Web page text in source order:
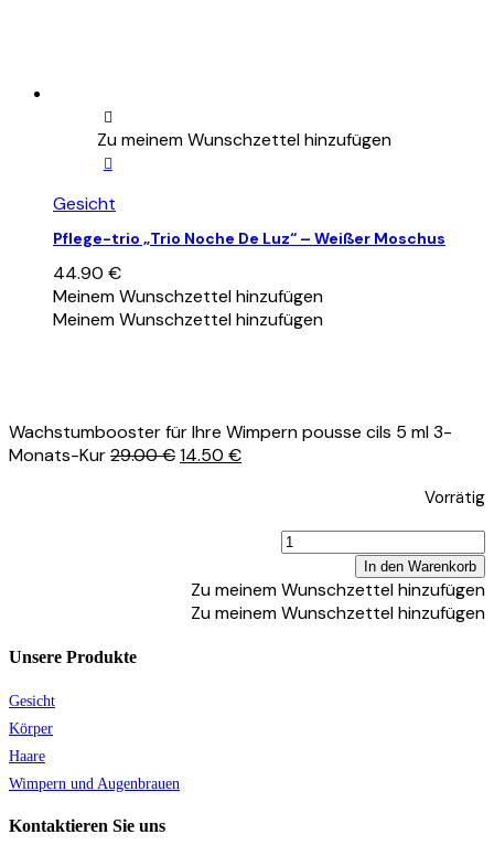
Zu meinem Wunschzettel hinzufügen
Gesicht
Pflege-trio „Trio Noche De Luz“ – Weißer Moschus
44.90 €
Meinem Wunschzettel hinzufügen
Meinem Wunschzettel hinzufügen
Wachstumbooster für Ihre Wimpern pousse cils 5 ml 3-
Monats-Kur29.00€Ursprünglicher
14.50 €Aktueller
Vorrätig
In den Warenkorb
Zu meinem Wunschzettel hinzufügen
Zu meinem Wunschzettel hinzufügen
Unsere Produkte
Gesicht
Körper
Haare
Wimpern und Augenbrauen
Kontaktieren Sie uns